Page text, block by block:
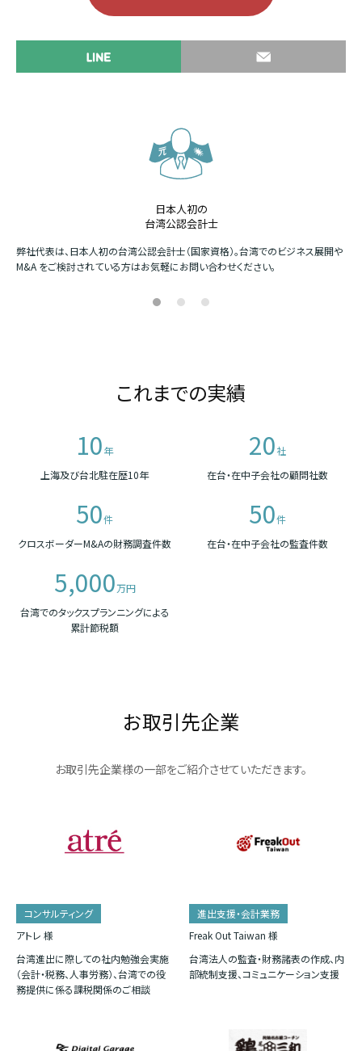
日本人初の
台湾公認会計士
弊社代表は、日本人初の台湾公認会計士（国家資格）。台湾でのビジネス展開や
M&A をご検討されている方はお気軽にお問い合わせください。
これまでの実績
10年
上海及び台北駐在歴10年
20社
在台・在中子会社の顧問社数
50件
クロスボーダーM&Aの財務調査件数
50件
在台・在中子会社の監査件数
5,000万円
台湾でのタックスプランニングによる
累計節税額
お取引先企業
お取引先企業様の一部をご紹介させていただきます。
コンサルティング
アトレ 様
台湾進出に際しての社内勉強会実施
（会計・税務、人事労務）、台湾での役
務提供に係る課税関係のご相談
進出支援・会計業務
Freak Out Taiwan 様
台湾法人の監査・財務諸表の作成、内
部統制支援、コミュニケーション支援